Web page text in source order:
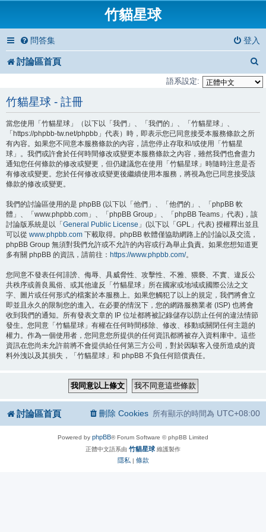
竹貓星球
問答集 登入
討論區首頁
語系設定:
竹貓星球 - 註冊
當您使用「竹貓星球」（以下以「我們」、「我們的」、「竹貓星球」、
「https://phpbb-tw.net/phpbb」代表）時，即表示您已同意接受本服務條款之所
有內容。如果您不同意本服務條款的內容，請您停止存取和/或使用「竹貓星
球」。我們或許會於任何時間修改或變更本服務條款之內容，雖然我們也會盡力
通知您任何條款的修改或變更，但仍建議您在使用「竹貓星球」時隨時注意是否
有修改或變更。您於任何修改或變更後繼續使用本服務，將視為您已同意接受該
條款的修改或變更。
我們的討論區使用的是 phpBB (以下以「他們」、「他們的」、「phpBB 軟
體」、「www.phpbb.com」、「phpBB Group」、「phpBB Teams」代表)，該
討論版系統是以「 General Public License 」(以下以「GPL」代表) 授權釋出並且
可以從 www.phpbb.com 下載取得。phpBB 軟體僅協助網路上的討論以及交流，
phpBB Group 無須對我們允許或不允許的內容或行為舉止負責。如果您想知道更
多有關 phpBB 的資訊，請前往： https://www.phpbb.com/。
您同意不發表任何誹謗、侮辱、具威脅性、攻擊性、不雅、猥褻、不實、違反公
共秩序或善良風俗、或其他違反「竹貓星球」所在國家或地域或國際公法之文
字、圖片或任何形式的檔案於本服務上。如果您觸犯了以上的規定，我們將會立
即並且永久的限制您的進入。在必要的情況下，您的網路服務業者 (ISP) 也將會
收到我們的通知。所有發表文章的 IP 位址都將被記錄儲存以防止任何的違法情節
發生。您同意「竹貓星球」有權在任何時間移除、修改、移動或關閉任何主題的
權力。作為一個使用者，您同意您所提供的任何資訊都將被存入資料庫中。這些
資訊在您尚未允許前將不會提供給任何第三方公司，對於因駭客入侵所造成的資
料外洩以及其損失，「竹貓星球」和 phpBB 不負任何賠償責任。
討論區首頁 所有顯示的時間為 UTC+08:00
刪除 Cookies
Powered by phpBB® Forum Software © phpBB Limited
正體中文語系由 竹貓星球 維護製作
隱私 | 條款